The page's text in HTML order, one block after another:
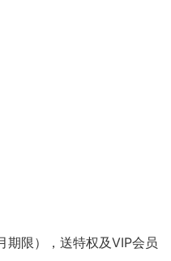
限），送特权及VIP会员